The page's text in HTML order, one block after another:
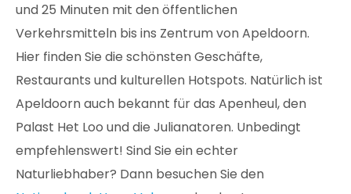
und 25 Minuten mit den öffentlichen
Verkehrsmitteln bis ins Zentrum von Apeldoorn.
Hier finden Sie die schönsten Geschäfte,
Restaurants und kulturellen Hotspots. Natürlich ist
Apeldoorn auch bekannt für das Apenheul, den
Palast Het Loo und die Julianatoren. Unbedingt
empfehlenswert! Sind Sie ein echter
Naturliebhaber? Dann besuchen Sie den